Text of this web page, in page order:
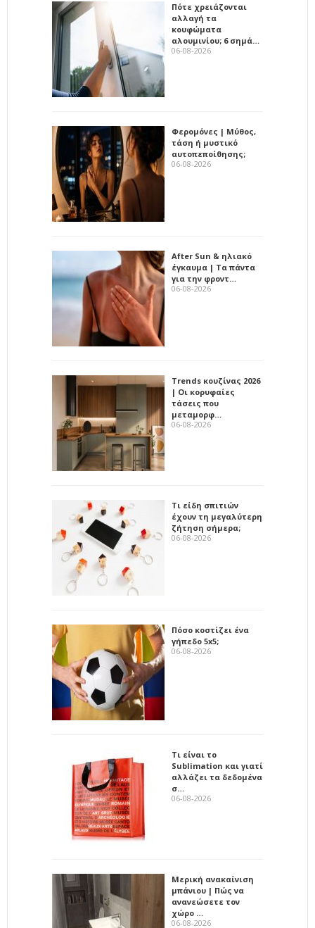
Πότε χρειάζονται
αλλαγή τα
κουφώματα
αλουμινίου; 6 σημά…
06-08-2026
Φερομόνες | Μύθος,
τάση ή μυστικό
αυτοπεποίθησης;
06-08-2026
After Sun & ηλιακό
έγκαυμα | Τα πάντα
για την φροντ…
06-08-2026
Trends κουζίνας 2026
| Οι κορυφαίες
τάσεις που
μεταμορφ…
06-08-2026
Τι είδη σπιτιών
έχουν τη μεγαλύτερη
ζήτηση σήμερα;
06-08-2026
Πόσο κοστίζει ένα
γήπεδο 5x5;
06-08-2026
Τι είναι το
Sublimation και γιατί
αλλάζει τα δεδομένα
σ…
06-08-2026
Μερική ανακαίνιση
μπάνιου | Πώς να
ανανεώσετε τον
χώρο …
06-08-2026